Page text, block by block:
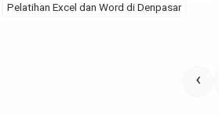
Pelatihan Excel dan Word di Denpasar
‹